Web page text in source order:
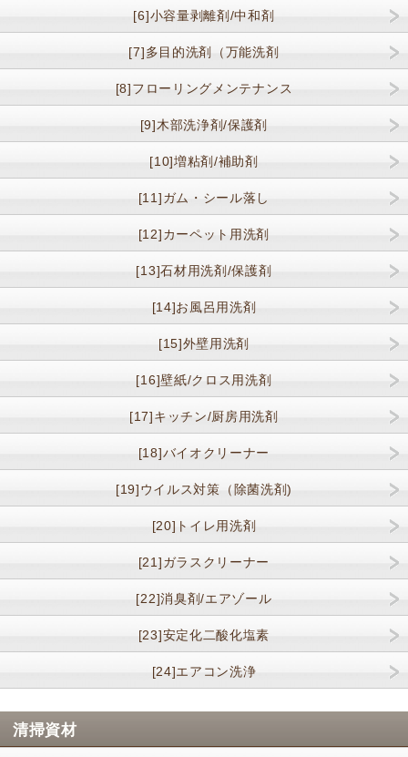
[6]小容量剥離剤/中和剤
[7]多目的洗剤（万能洗剤
[8]フローリングメンテナンス
[9]木部洗浄剤/保護剤
[10]増粘剤/補助剤
[11]ガム・シール落し
[12]カーペット用洗剤
[13]石材用洗剤/保護剤
[14]お風呂用洗剤
[15]外壁用洗剤
[16]壁紙/クロス用洗剤
[17]キッチン/厨房用洗剤
[18]バイオクリーナー
[19]ウイルス対策（除菌洗剤)
[20]トイレ用洗剤
[21]ガラスクリーナー
[22]消臭剤/エアゾール
[23]安定化二酸化塩素
[24]エアコン洗浄
清掃資材